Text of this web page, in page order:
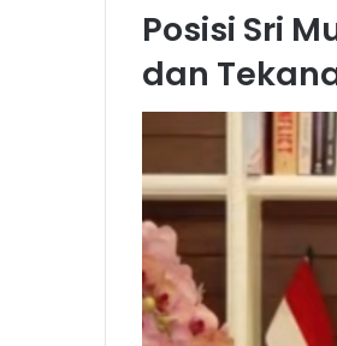
Posisi Sri
dan